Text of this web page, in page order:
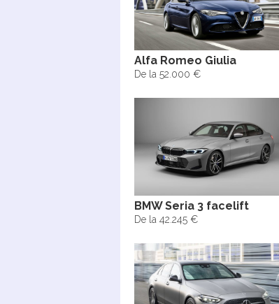
Alfa Romeo Giulia
De la 52.000 €
BMW Seria 3 facelift
De la 42.245 €